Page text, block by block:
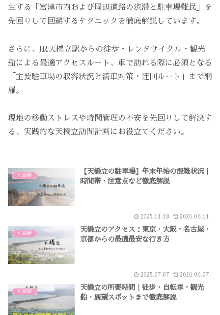
生する「宮津市内および周辺道路の渋滞と駐車場難民」を
先回りして回避するテクニックを徹底解説しています。
さらに、JR天橋立駅からの徒歩・レンタサイクル・観光
船による最適アクセスルート、車で訪れる際に必須となる
「主要駐車場の収容状況と満車対策・迂回ルート」まで網
羅。
現地の移動ストレスや時間管理の不安を先回りして解決す
る、実践的な天橋立訪問計画にお役立てください。
京都府
【天橋立の駐車場】年末年始の混雑状況｜
時間帯・注意点など徹底解説
2025.11.18 2026.06.11
京都府
天橋立のアクセス：東京・大阪・名古屋・
京都からの最適最安な行き方
2025.07.07 2026.06.07
京都府
天橋立の所要時間｜徒歩・自転車・観光
船・展望スポットまで徹底解説